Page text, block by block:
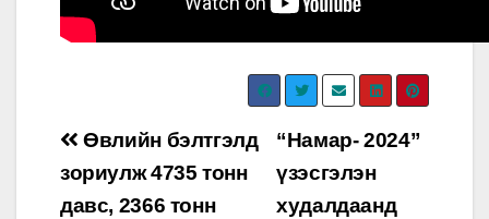
Post
navigation
“Намар- 2024”
үзэсгэлэн
худалдаанд
Өвлийн бэлтгэлд
зориулж 4735 тонн
давс, 2366 тонн